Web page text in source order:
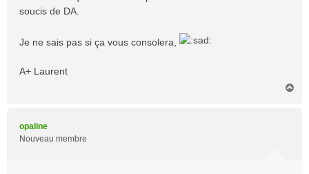
soucis de DA.
Je ne sais pas si ça vous consolera,
A+ Laurent
opaline
Nouveau membre